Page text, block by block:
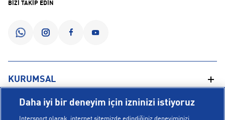
BİZİ TAKİP EDİN
KURUMSAL
Hakkımızda
YARDIM
Daha iyi bir deneyim için izninizi istiyoruz